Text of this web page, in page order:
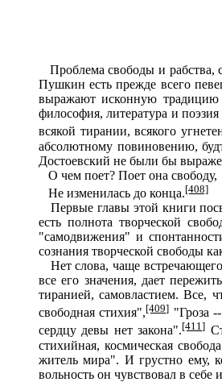
Проблема свободы и рабства,
Пушкин есть прежде всего
выражают исконную традицию
философия, литература и
всякой тирании, всякого
абсолютному повиновению,
Достоевский не были бы
О чем поет? Поет она свободу,
Не изменилась до конца.[408]
Первые главы этой книги
есть полнота творческой
"самодвижения" и
сознания творческой свободы
Нет слова, чаще
все его значения, дает
тиранией, самовластием. Все,
свободная стихия",[409] "Гроза
сердцу девы нет закона".[411]
стихийная, космическая
житель мира". И грустно ему,
вольность он чувствовал в себе